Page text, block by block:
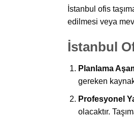
İstanbul ofis
edilmesi veya
İstanbul
Planlama
gereken
Profesyonel
olacaktır.